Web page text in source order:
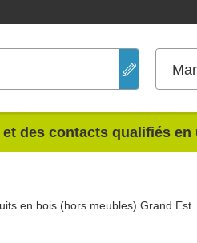
et des contacts qualifiés
en bois (hors meubles) Grand Est